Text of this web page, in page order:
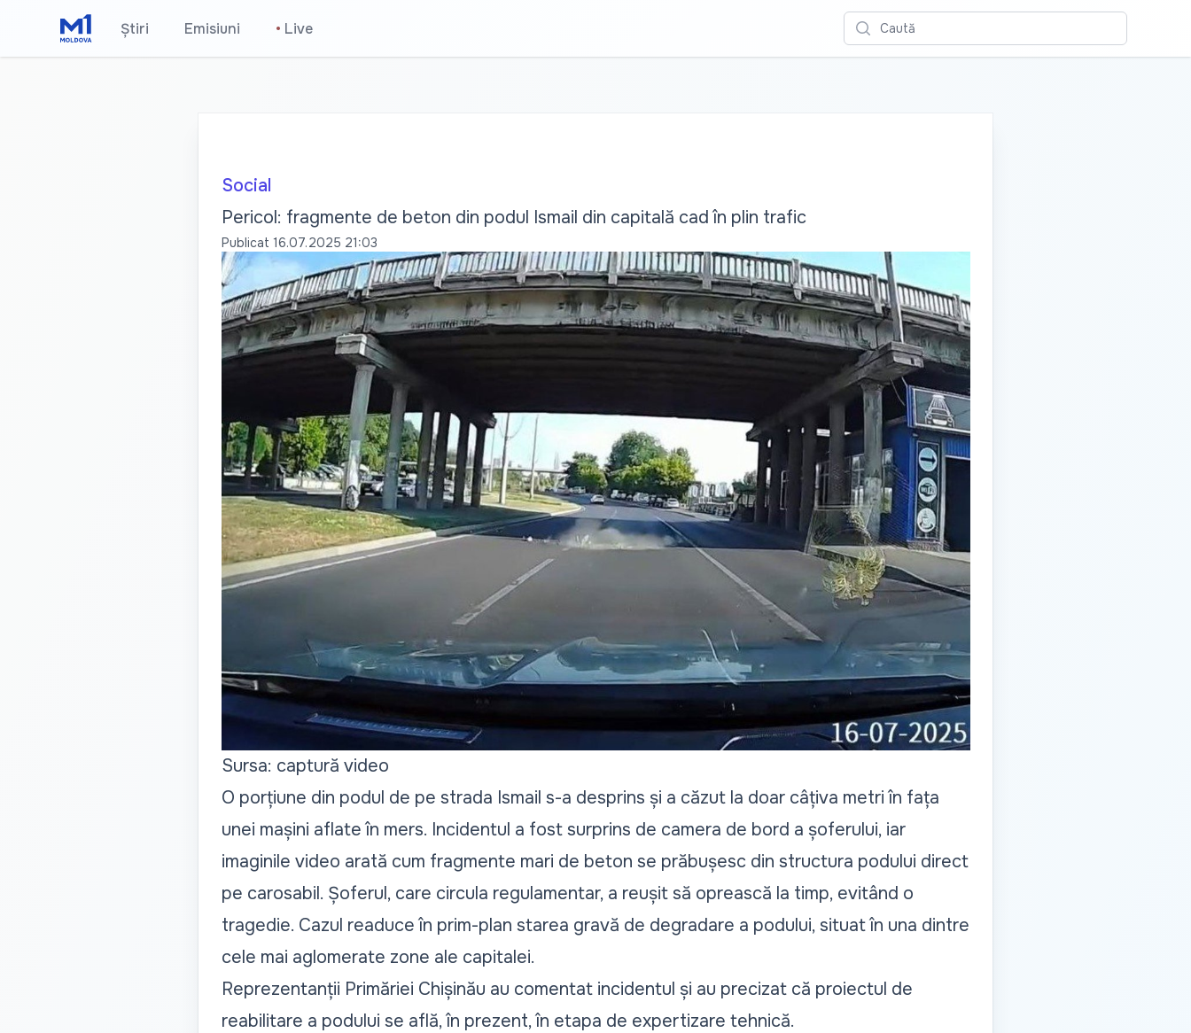
Știri Emisiuni • Live Caută
Social
Pericol: fragmente de beton din podul Ismail din capitală cad în plin trafic
Publicat 16.07.2025 21:03
Sursa: captură video
O porțiune din podul de pe strada Ismail s-a desprins și a căzut la doar câțiva metri în fața
unei mașini aflate în mers. Incidentul a fost surprins de camera de bord a șoferului, iar
imaginile video arată cum fragmente mari de beton se prăbușesc din structura podului direct
pe carosabil. Șoferul, care circula regulamentar, a reușit să oprească la timp, evitând o
tragedie. Cazul readuce în prim-plan starea gravă de degradare a podului, situat în una dintre
cele mai aglomerate zone ale capitalei.
Reprezentanții Primăriei Chișinău au comentat incidentul și au precizat că proiectul de
reabilitare a podului se află, în prezent, în etapa de expertizare tehnică.